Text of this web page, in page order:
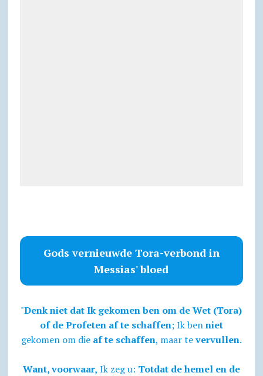
Gods vernieuwde Tora-verbond in
Messias' bloed
"Denk niet dat Ik gekomen ben om de Wet (Tora)
of de Profeten af te schaffen; Ik benniet
gekomen om die af te schaffen, maar tevervullen.
Want, voorwaar, Ik zeg u: Totdat de hemel en de